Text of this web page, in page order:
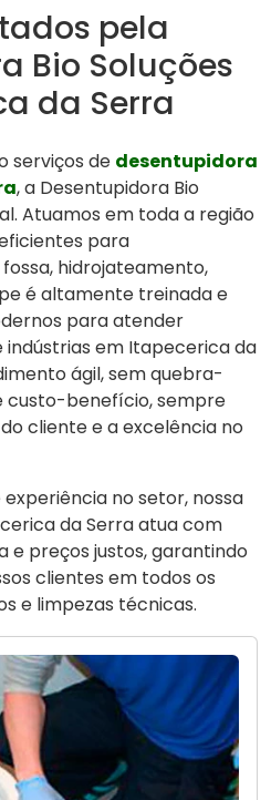
pela
Bio Soluções
da Serra
serviços de desentupidora
, a Desentupidora Bio
Atuamos em toda a região
para
hidrojateamento,
é altamente treinada e
para atender
indústrias em Itapecerica da
ágil, sem quebra-
custo-benefício, sempre
cliente e a excelência no
no setor, nossa
da Serra atua com
e preços justos, garantindo
clientes em todos os
e limpezas técnicas.